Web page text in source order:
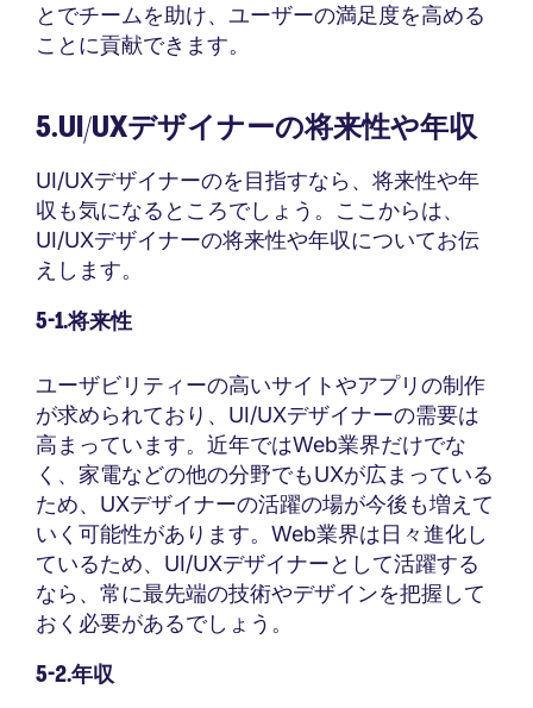
とでチームを助け、ユーザーの満足度を高める
ことに貢献できます。
5.UI/UXデザイナーの将来性や年収
UI/UXデザイナーのを目指すなら、将来性や年
収も気になるところでしょう。ここからは、
UI/UXデザイナーの将来性や年収についてお伝
えします。
5-1.将来性
ユーザビリティーの高いサイトやアプリの制作
が求められており、UI/UXデザイナーの需要は
高まっています。近年ではWeb業界だけでな
く、家電などの他の分野でもUXが広まっている
ため、UXデザイナーの活躍の場が今後も増えて
いく可能性があります。Web業界は日々進化し
ているため、UI/UXデザイナーとして活躍する
なら、常に最先端の技術やデザインを把握して
おく必要があるでしょう。
5-2.年収